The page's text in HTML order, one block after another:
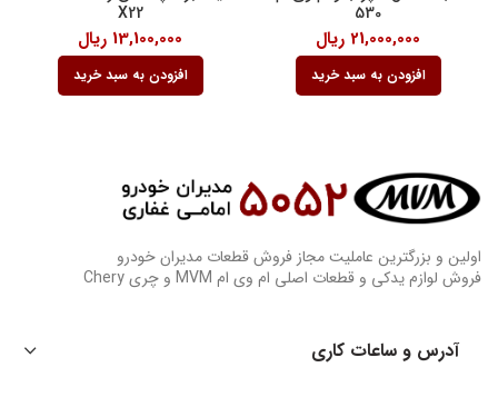
530
21,000,000 ریال
افزودن به سبد خرید
X22
13,100,000 ریال
افزودن به سبد خرید
اولین و بزرگترین عاملیت مجاز فروش قطعات مدیران خودرو
فروش لوازم یدکی و قطعات اصلی ام وی ام MVM و چری Chery
آدرس و ساعات کاری